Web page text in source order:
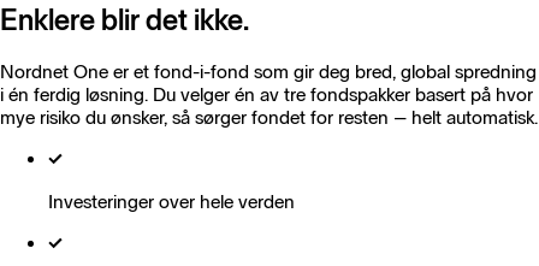
Enklere blir det ikke.
Nordnet One er et fond-i-fond som gir deg bred, global spredning
i én ferdig løsning. Du velger én av tre fondspakker basert på hvor
mye risiko du ønsker, så sørger fondet for resten – helt automatisk.
Investeringer over hele verden